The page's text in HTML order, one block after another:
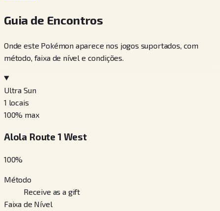
Guia de Encontros
Onde este Pokémon aparece nos jogos suportados, com
método, faixa de nível e condições.
Ultra Sun
1 locais
100% max
Alola Route 1 West
100%
Método
Receive as a gift
Faixa de Nível